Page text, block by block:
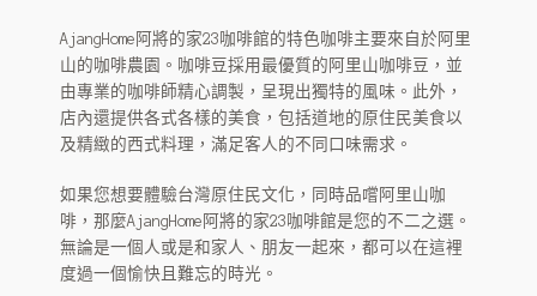
HARU 咖啡杯
代幣
客服
聯絡春珠咖啡表單
AjangHome阿將的家23咖啡館的特色咖啡主要來自於阿里
山的咖啡農園。咖啡豆採用最優質的阿里山咖啡豆，並
由專業的咖啡師精心調製，呈現出獨特的風味。此外，
店內還提供各式各樣的美食，包括道地的原住民美食以
及精緻的西式料理，滿足客人的不同口味需求。
如果您想要體驗台灣原住民文化，同時品嚐阿里山咖
啡，那麼AjangHome阿將的家23咖啡館是您的不二之選。
無論是一個人或是和家人、朋友一起來，都可以在這裡
度過一個愉快且難忘的時光。